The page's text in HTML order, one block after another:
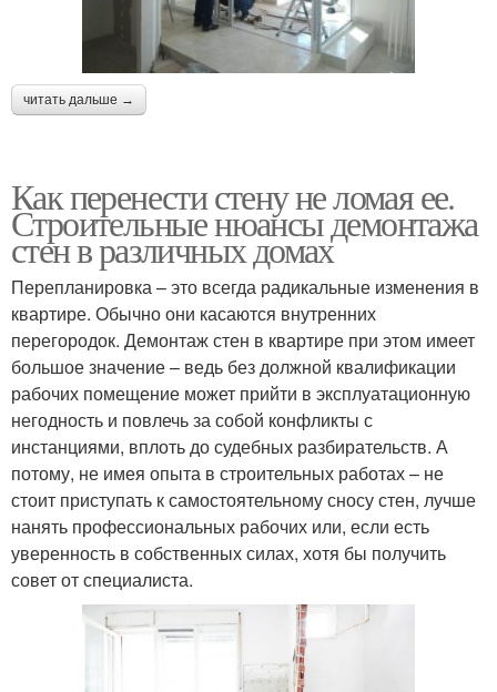
читать дальше →
Как перенести стену не ломая ее.
Строительные нюансы демонтажа
стен в различных домах
Перепланировка – это всегда радикальные изменения в
квартире. Обычно они касаются внутренних
перегородок. Демонтаж стен в квартире при этом имеет
большое значение – ведь без должной квалификации
рабочих помещение может прийти в эксплуатационную
негодность и повлечь за собой конфликты с
инстанциями, вплоть до судебных разбирательств. А
потому, не имея опыта в строительных работах – не
стоит приступать к самостоятельному сносу стен, лучше
нанять профессиональных рабочих или, если есть
уверенность в собственных силах, хотя бы получить
совет от специалиста.